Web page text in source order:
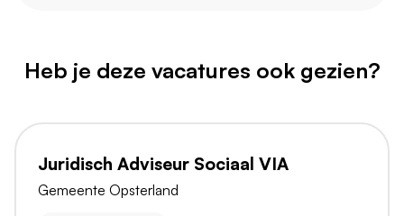
Heb je deze vacatures ook gezien?
Juridisch Adviseur Sociaal VIA
Gemeente Opsterland